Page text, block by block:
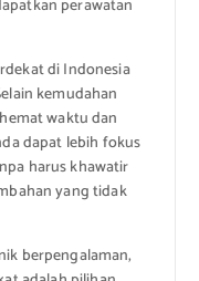
perawatan
di Indonesia
kemudahan
waktu dan
dapat lebih fokus
harus khawatir
yang tidak
berpengalaman,